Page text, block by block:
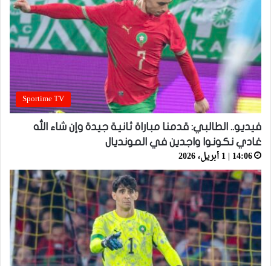
Sportime TV
فيديو.. الطالبي: قدمنا مباراة ثانية جيدة وإن شاء الله
غادي نكونوا واجدين في المونديال
14:06 | 1 أبريل، 2026